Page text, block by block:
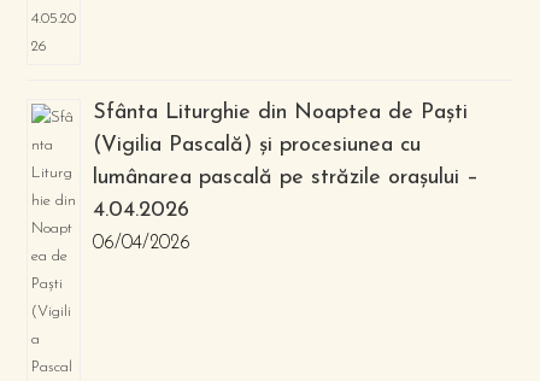
Sfânta Liturghie din Noaptea de Paști
(Vigilia Pascală) și procesiunea cu
lumânarea pascală pe străzile orașului –
4.04.2026
06/04/2026